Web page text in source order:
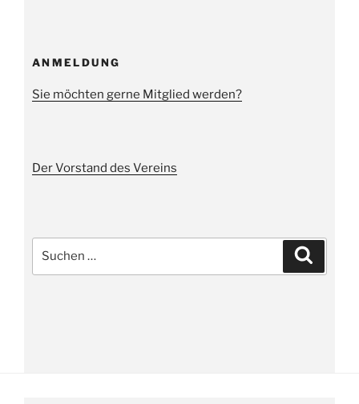
ANMELDUNG
Sie möchten gerne Mitglied werden?
Der Vorstand des Vereins
nach: